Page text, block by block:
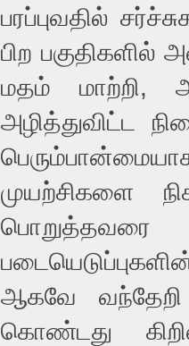
பரப்புவதில்
பிற பகுதிகளில்
மதம் மாற்றி,
அழித்துவிட்ட
முயற்சிகளை
பொறுத்தவரை
ஆகவே வந்தேறி
கொண்டது